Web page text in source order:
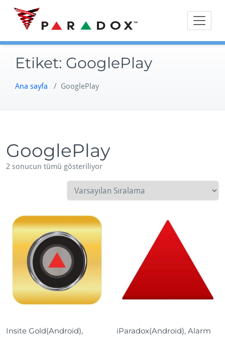
Skip
content
Etiket: GooglePlay
Ana sayfa / GooglePlay
GooglePlay
2 sonucun tümü gösteriliyor
Insite Gold(Android),
iParadox(Android), Alarm